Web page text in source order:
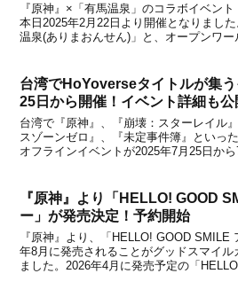
『原神』×「有馬温泉」のコラボイベン
本日2025年2月22日より開催となりまし
温泉(ありまおんせん)」と、オープンワー
台湾でHoYoverseタイトルが集
25日から開催！イベント詳細も公
台湾で『原神』、『崩壊：スターレイル
スゾーンゼロ』、『未定事件簿』といっ
オフラインイベントが2025年7月25日から
『原神』より「HELLO! GOOD
ー」が発売決定！予約開始
『原神』より、「HELLO! GOOD SMILE
年8月に発売されることがグッドスマイル
ました。2026年4月に発売予定の「